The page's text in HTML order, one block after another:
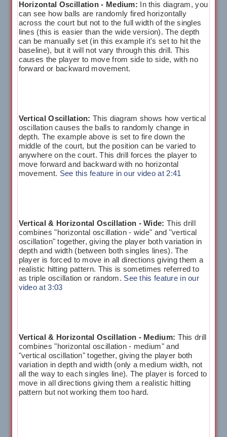
Horizontal Oscillation - Medium: In this diagram, you
can see how balls are randomly fired horizontally
across the court but not to the full width of the singles
lines (this is easier than the wide version). The depth
can be manually set (in this example it's set to hit the
baseline), but it will not vary through this drill. This
causes the player to move from side to side, with no
forward or backward movement.
Vertical Oscillation: This diagram shows how vertical
oscillation causes the balls to randomly change in
depth. The example above is set to fire down the
middle of the court, but the position can be varied to
anywhere on the court. This drill forces the player to
move forward and backward with no horizontal
movement. See this feature in our video at 2:41
Vertical & Horizontal Oscillation - Wide: This drill
combines "horizontal oscillation - wide" and "vertical
oscillation" together, giving the player both variation in
depth and width (between both singles lines). The
player is forced to move in all directions giving them a
realistic hitting pattern. This is sometimes referred to
as triple oscillation or random. See this feature in our
video at 3:03
Vertical & Horizontal Oscillation - Medium: This drill
combines "horizontal oscillation - medium" and
"vertical oscillation" together, giving the player both
variation in depth and width (only a medium width, not
all the way to each singles line). The player is forced to
move in all directions giving them a realistic hitting
pattern but not working them too hard.